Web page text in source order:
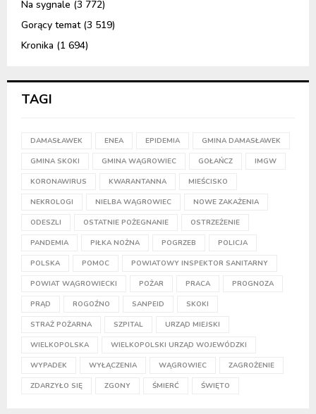
Na sygnale (3 772)
Gorący temat(3 519)
Kronika (1 694)
TAGI
DAMASŁAWEK ENEA EPIDEMIA GMINA DAMASŁAWEK
GMINA SKOKI GMINA WĄGROWIEC GOŁAŃCZ IMGW
KORONAWIRUS KWARANTANNA MIEŚCISKO
NEKROLOGI NIELBA WĄGROWIEC NOWE ZAKAŻENIA
ODESZLI OSTATNIE POŻEGNANIE OSTRZEŻENIE
PANDEMIA PIŁKA NOŻNA POGRZEB POLICJA
POLSKA POMOC POWIATOWY INSPEKTOR SANITARNY
POWIAT WĄGROWIECKI POŻAR PRACA PROGNOZA
PRĄD ROGOŹNO SANPEID SKOKI
STRAŻ POŻARNA SZPITAL URZĄD MIEJSKI
WIELKOPOLSKA WIELKOPOLSKI URZĄD WOJEWÓDZKI
WYPADEK WYŁĄCZENIA WĄGROWIEC ZAGROŻENIE
ZDARZYŁO SIĘ ZGONY ŚMIERĆ ŚWIĘTO